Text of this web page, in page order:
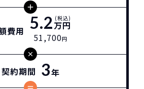
費用 5.2万円
(税込)
51,700円
契約期間 3年